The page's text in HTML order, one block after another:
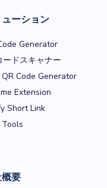
ューション
Generator
ードスキャナー
Code Generator
Extension
Short Link
Tools
要